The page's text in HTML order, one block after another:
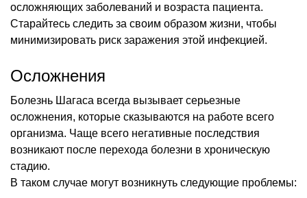
осложняющих заболеваний и возраста пациента.
Старайтесь следить за своим образом жизни, чтобы
минимизировать риск заражения этой инфекцией.
Осложнения
Болезнь Шагаса всегда вызывает серьезные
осложнения, которые сказываются на работе всего
организма. Чаще всего негативные последствия
возникают после перехода болезни в хроническую
стадию.
В таком случае могут возникнуть следующие проблемы: